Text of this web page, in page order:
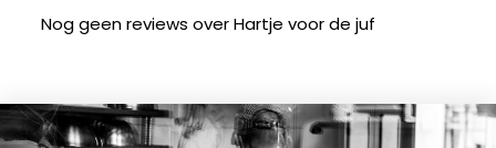
Nog geen reviews over Hartje voor de juf